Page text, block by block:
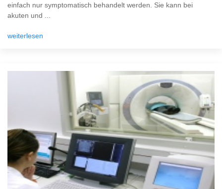
einfach nur symptomatisch behandelt werden. Sie kann bei
akuten und ...
weiterlesen